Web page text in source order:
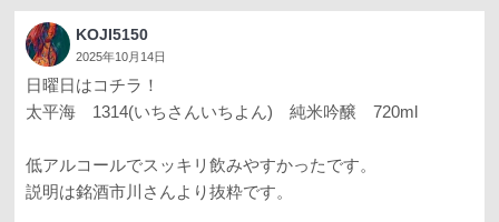
KOJI5150
2025年10月14日
日曜日はコチラ！
太平海 1314(いちさんいちよん) 純米吟醸 720ml
低アルコールでスッキリ飲みやすかったです。
説明は銘酒市川さんより抜粋です。